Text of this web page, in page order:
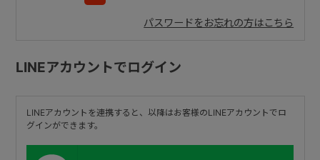
パスワードをお忘れの方はこちら
LINEアカウントでログイン
LINEアカウントを連携すると、以降はお客様のLINEアカウントでロ
グインができます。